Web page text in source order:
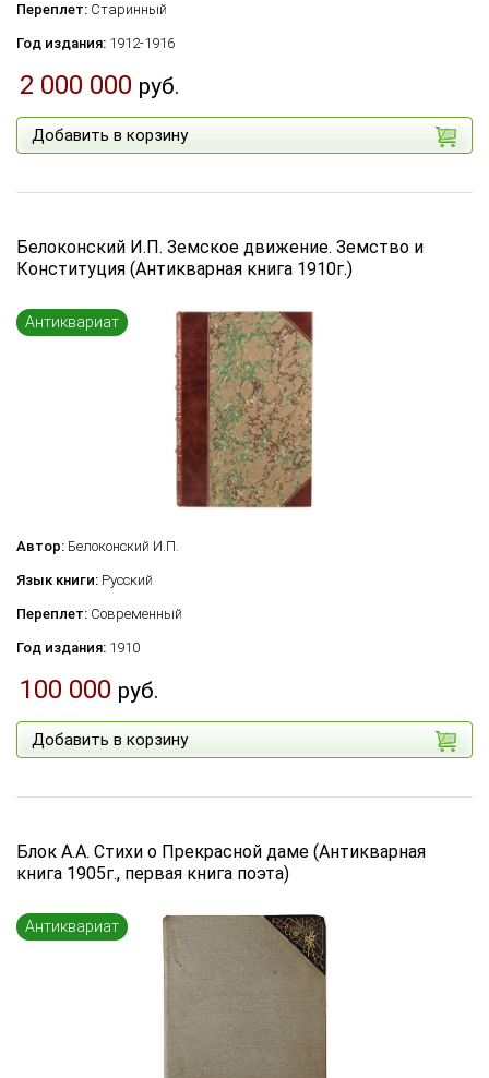
Переплет: Старинный
Год издания: 1912-1916
2 000 000 руб.
Добавить в корзину
Белоконский И.П. Земское движение. Земство и
Конституция (Антикварная книга 1910г.)
Антиквариат
Автор: Белоконский И.П.
Язык книги: Русский
Переплет: Современный
Год издания: 1910
100 000 руб.
Добавить в корзину
Блок А.А. Стихи о Прекрасной даме (Антикварная
книга 1905г., первая книга поэта)
Антиквариат